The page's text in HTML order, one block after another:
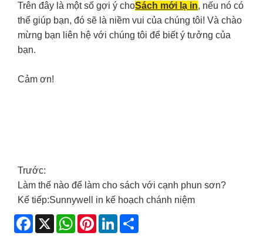
Trên đây là một số gợi ý choSách mới lạ in, nếu nó có
thể giúp bạn, đó sẽ là niềm vui của chúng tôi! Và chào
mừng bạn liên hệ với chúng tôi để biết ý tưởng của
bạn.
Cảm ơn!
Trước:
Làm thế nào để làm cho sách với cạnh phun sơn?
Kế tiếp:Sunnywell in kế hoạch chánh niệm
Facebook
X WhatsApp
PinterestLinkedIn